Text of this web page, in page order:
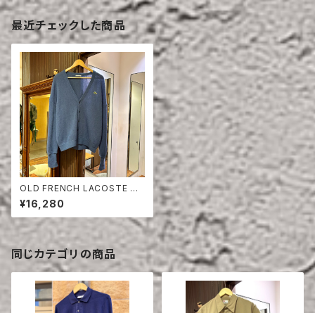
最近チェックした商品
OLD FRENCH LACOSTE W
OOL CARDIGAN
¥16,280
同じカテゴリの商品